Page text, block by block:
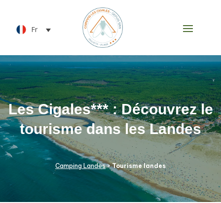
Fr
Les Cigales*** : Découvrez le
tourisme dans les Landes
Camping Landes>Tourisme landes